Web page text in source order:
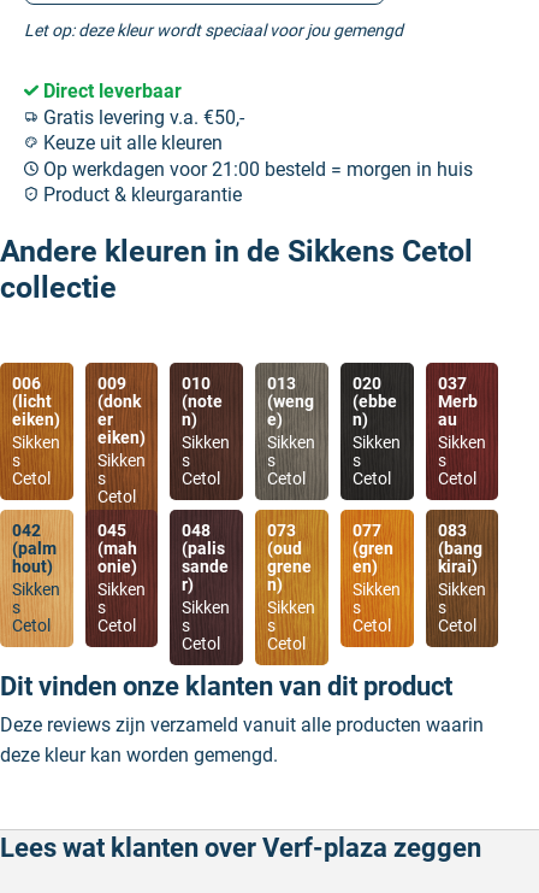
Let op: deze kleur wordt speciaal voor jou gemengd
Direct leverbaar
Gratis levering v.a. €50,-
Keuze uit alle kleuren
Op werkdagen voor 21:00 besteld = morgen in huis
Product & kleurgarantie
Andere kleuren in de Sikkens Cetol
collectie
006
(licht
eiken)
Sikken
s
Cetol
009
(donk
er
eiken)
Sikken
s
Cetol
010
(note
n)
Sikken
s
Cetol
013
(weng
e)
Sikken
s
Cetol
020
(ebbe
n)
Sikken
s
Cetol
037
Merb
au
Sikken
s
Cetol
042
(palm
hout)
Sikken
s
Cetol
045
(mah
onie)
Sikken
s
Cetol
048
(palis
sande
r)
Sikken
s
Cetol
073
(oud
grene
n)
Sikken
s
Cetol
077
(gren
en)
Sikken
s
Cetol
083
(bang
kirai)
Sikken
s
Cetol
Dit vinden onze klanten van dit product
Deze reviews zijn verzameld vanuit alle producten waarin
deze kleur kan worden gemengd.
Lees wat klanten over Verf-plaza zeggen